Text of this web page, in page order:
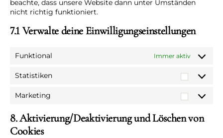
beachte, dass unsere Website dann unter Umständen
nicht richtig funktioniert.
7.1 Verwalte deine Einwilligungseinstellungen
Funktional Immer aktiv
Statistiken Statistiken
Marketing Marketing
8. Aktivierung/Deaktivierung und Löschen von
Cookies